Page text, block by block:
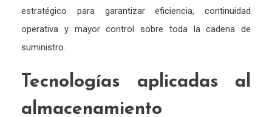
estratégico para garantizar eficiencia, continuidad
operativa y mayor control sobre toda la cadena de
suministro.
Tecnologías aplicadas al
almacenamiento